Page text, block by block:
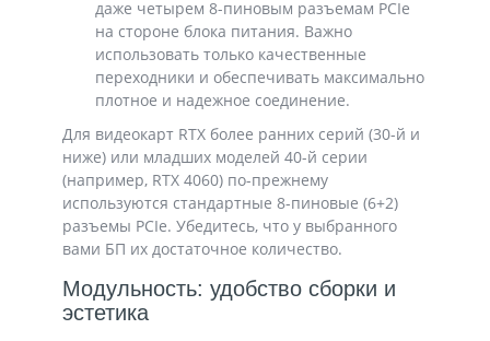
даже четырем 8-пиновым разъемам PCIe
на стороне блока питания. Важно
использовать только качественные
переходники и обеспечивать максимально
плотное и надежное соединение.
Для видеокарт RTX более ранних серий (30-й и
ниже) или младших моделей 40-й серии
(например, RTX 4060) по-прежнему
используются стандартные 8-пиновые (6+2)
разъемы PCIe. Убедитесь, что у выбранного
вами БП их достаточное количество.
Модульность: удобство сборки и
эстетика